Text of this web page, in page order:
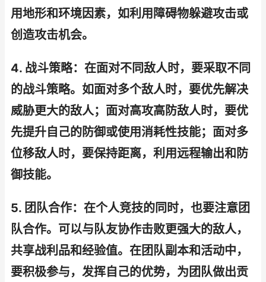
用地形和环境因素，如利用障碍物躲避攻击或
创造攻击机会。
4. 战斗策略：在面对不同敌人时，要采取不同
的战斗策略。如面对多个敌人时，要优先解决
威胁更大的敌人；面对高攻高防敌人时，要优
先提升自己的防御或使用消耗性技能；面对多
位移敌人时，要保持距离，利用远程输出和防
御技能。
5. 团队合作：在个人竞技的同时，也要注意团
队合作。可以与队友协作击败更强大的敌人，
共享战利品和经验值。在团队副本和活动中，
要积极参与，发挥自己的优势，为团队做出贡